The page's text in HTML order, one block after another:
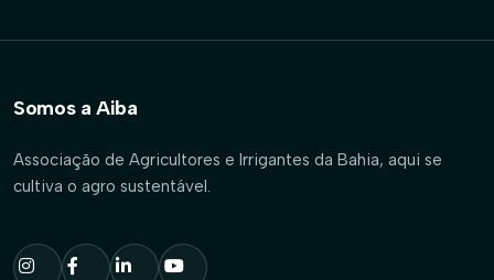
Somos a Aiba
Associação de Agricultores e Irrigantes da Bahia, aqui se
cultiva o agro sustentável.